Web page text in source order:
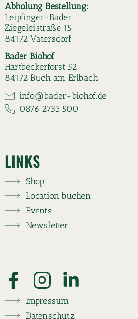
Abholung Bestellung:
Leipfinger-Bader
Ziegeleistraße 15
84172 Vatersdorf
Bader Biohof
Hartbeckerforst 52
84172 Buch am Erlbach
info@bader-biohof.de
0876 2733 500
LINKS
Shop
Location buchen
Events
Newsletter
Impressum
Datenschutz